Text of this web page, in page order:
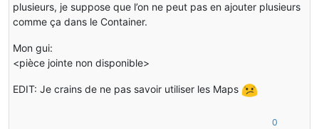
plusieurs, je suppose que l’on ne peut pas en ajouter plusieurs
comme ça dans le Container.
Mon gui:
<pièce jointe non disponible>
EDIT: Je crains de ne pas savoir utiliser les Maps
0